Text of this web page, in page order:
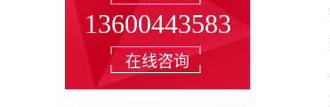
13600443583
在线咨询